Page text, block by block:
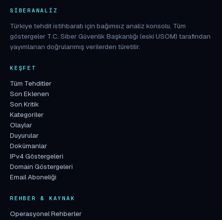
SIBERANALIZ
Türkiye tehdit istihbaratı için bağımsız analiz konsolu. Tüm
göstergeler T.C. Siber Güvenlik Başkanlığı (eski USOM) tarafından
yayımlanan doğrulanmış verilerden türetilir.
KEŞFET
Tüm Tehditler
Son Eklenen
Son Kritik
Kategoriler
Olaylar
Duyurular
Dokümanlar
IPv4 Göstergeleri
Domain Göstergeleri
Email Aboneliği
REHBER & KAYNAK
Operasyonel Rehberler